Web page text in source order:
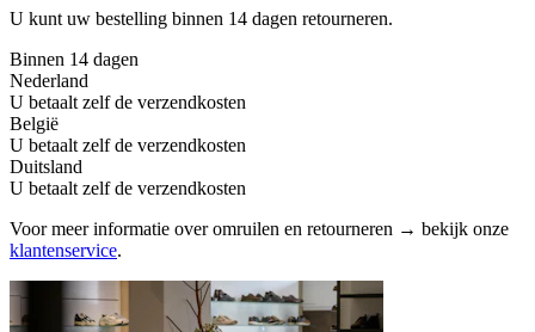
U kunt uw bestelling binnen 14 dagen retourneren.
Binnen 14 dagen
Nederland
U betaalt zelf de verzendkosten
België
U betaalt zelf de verzendkosten
Duitsland
U betaalt zelf de verzendkosten
Voor meer informatie over omruilen en retourneren → bekijk onze
klantenservice.